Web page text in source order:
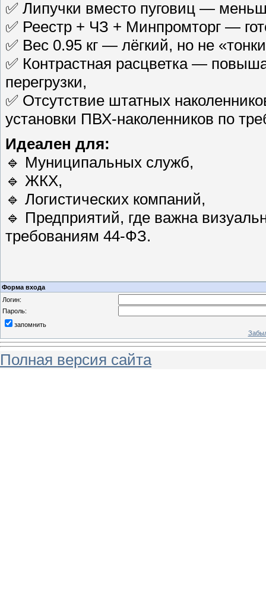
✅ Липучки вместо пуговиц —
✅ Реестр + ЧЗ + Минпромторг —
✅ Вес 0.95 кг — лёгкий, но не
✅ Контрастная расцветка —
перегрузки,
✅ Отсутствие штатных
установки ПВХ-наколенников по
Идеален для:
🔹 Муниципальных служб,
🔹 ЖКХ,
🔹 Логистических компаний,
🔹 Предприятий, где важна
требованиям 44-ФЗ.
Форма входа
Логин:
Пароль:
запомнить
Полная версия сайта